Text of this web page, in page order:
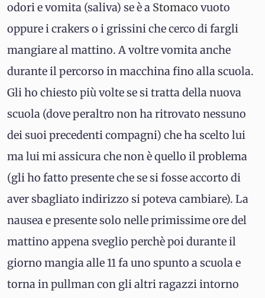
odori e vomita (saliva) se è a Stomaco vuoto
oppure i crakers o i grissini che cerco di fargli
mangiare al mattino. A voltre vomita anche
durante il percorso in macchina fino alla scuola.
Gli ho chiesto più volte se si tratta della nuova
scuola (dove peraltro non ha ritrovato nessuno
dei suoi precedenti compagni) che ha scelto lui
ma lui mi assicura che non è quello il problema
(gli ho fatto presente che se si fosse accorto di
aver sbagliato indirizzo si poteva cambiare). La
nausea e presente solo nelle primissime ore del
mattino appena sveglio perchè poi durante il
giorno mangia alle 11 fa uno spunto a scuola e
torna in pullman con gli altri ragazzi intorno